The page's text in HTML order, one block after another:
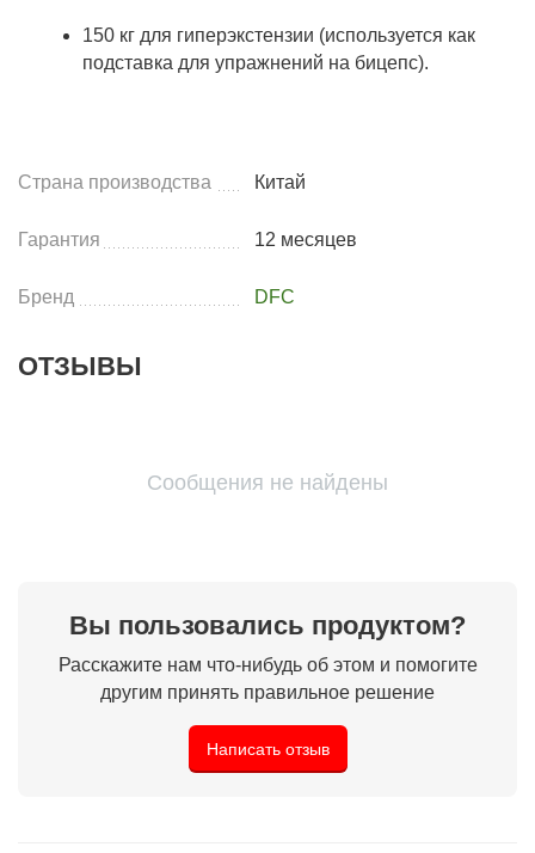
150 кг для гиперэкстензии (используется как
подставка для упражнений на бицепс).
Страна производства Китай
Гарантия 12 месяцев
Бренд DFC
ОТЗЫВЫ
Сообщения не найдены
Вы пользовались продуктом?
Расскажите нам что-нибудь об этом и помогите
другим принять правильное решение
Написать отзыв